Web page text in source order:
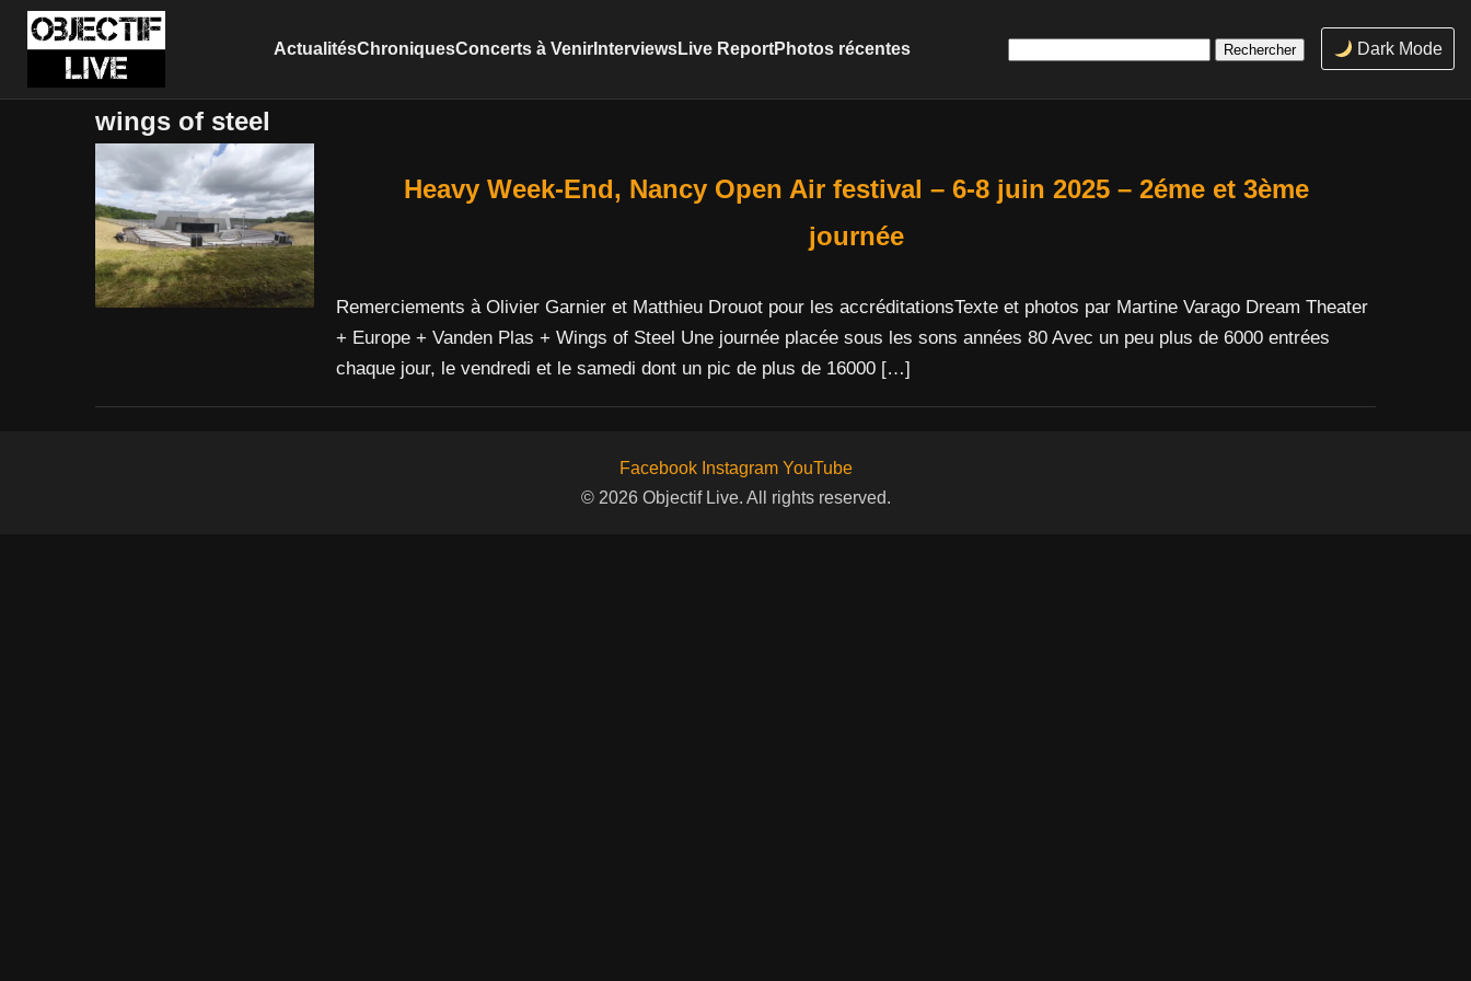
ActualitésChroniquesConcerts à VenirInterviewsLive ReportPhotos récentes Dark Mode
wings of steel
Heavy Week-End, Nancy Open Air festival – 6-8 juin 2025 – 2éme et 3ème
journée
Remerciements à Olivier Garnier et Matthieu Drouot pour les accréditationsTexte et photos par Martine Varago Dream Theater
+ Europe + Vanden Plas + Wings of Steel Une journée placée sous les sons années 80 Avec un peu plus de 6000 entrées
chaque jour, le vendredi et le samedi dont un pic de plus de 16000 […]
Facebook Instagram YouTube
© 2026 Objectif Live. All rights reserved.